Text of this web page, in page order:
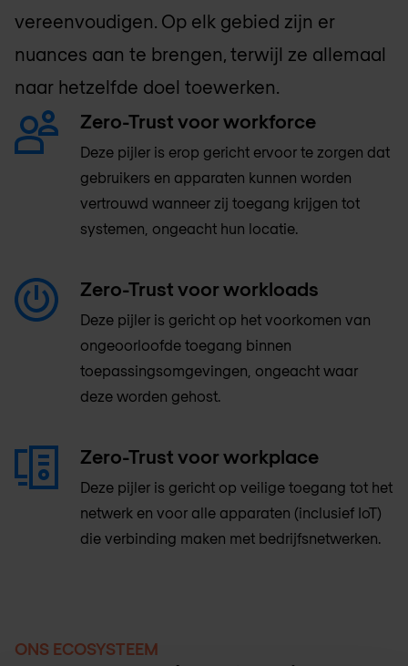
vereenvoudigen. Op elk gebied zijn er
nuances aan te brengen, terwijl ze allemaal
naar hetzelfde doel toewerken.
Zero-Trust voor workforce
Deze pijler is erop gericht ervoor te zorgen dat
gebruikers en apparaten kunnen worden
vertrouwd wanneer zij toegang krijgen tot
systemen, ongeacht hun locatie.
Zero-Trust voor workloads
Deze pijler is gericht op het voorkomen van
ongeoorloofde toegang binnen
toepassingsomgevingen, ongeacht waar
deze worden gehost.
Zero-Trust voor workplace
Deze pijler is gericht op veilige toegang tot het
netwerk en voor alle apparaten (inclusief IoT)
die verbinding maken met bedrijfsnetwerken.
ONS ECOSYSTEEM